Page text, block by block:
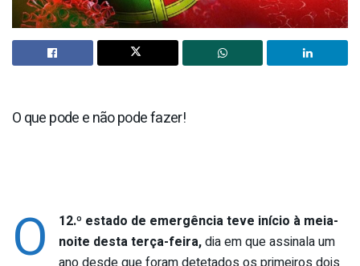
O que pode e não pode fazer!
O
12.º estado de emergência teve início à meia-
noite desta terça-feira,dia em que assinala um